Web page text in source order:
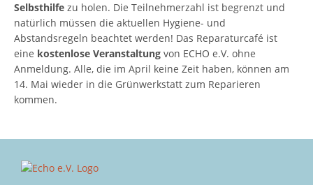
Selbsthilfe zu holen. Die Teilnehmerzahl ist begrenzt und
natürlich müssen die aktuellen Hygiene- und
Abstandsregeln beachtet werden! Das Reparaturcafé ist
eine kostenlose Veranstaltung von ECHO e.V. ohne
Anmeldung. Alle, die im April keine Zeit haben, können am
14. Mai wieder in die Grünwerkstatt zum Reparieren
kommen.